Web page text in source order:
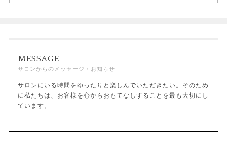
MESSAGE
サロンからのメッセージ / お知らせ
サロンにいる時間をゆったりと楽しんでいただきたい。そのため
に私たちは、お客様を心からおもてなしすることを最も大切にし
ています。